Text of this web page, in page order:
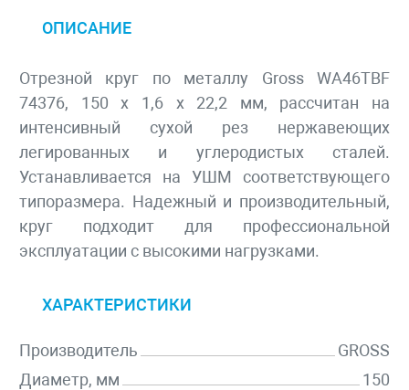
ОПИСАНИЕ
Отрезной круг по металлу Gross WA46TBF
74376, 150 х 1,6 х 22,2 мм, рассчитан на
интенсивный сухой рез нержавеющих
легированных и углеродистых сталей.
Устанавливается на УШМ соответствующего
типоразмера. Надежный и производительный,
круг подходит для профессиональной
эксплуатации с высокими нагрузками.
ХАРАКТЕРИСТИКИ
Производитель
GROSS
Диаметр, мм
150